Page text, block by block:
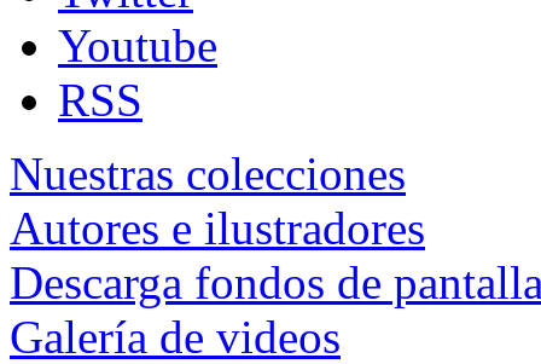
Youtube
RSS
Nuestras colecciones
Autores e ilustradores
Descarga fondos de
Galería de videos